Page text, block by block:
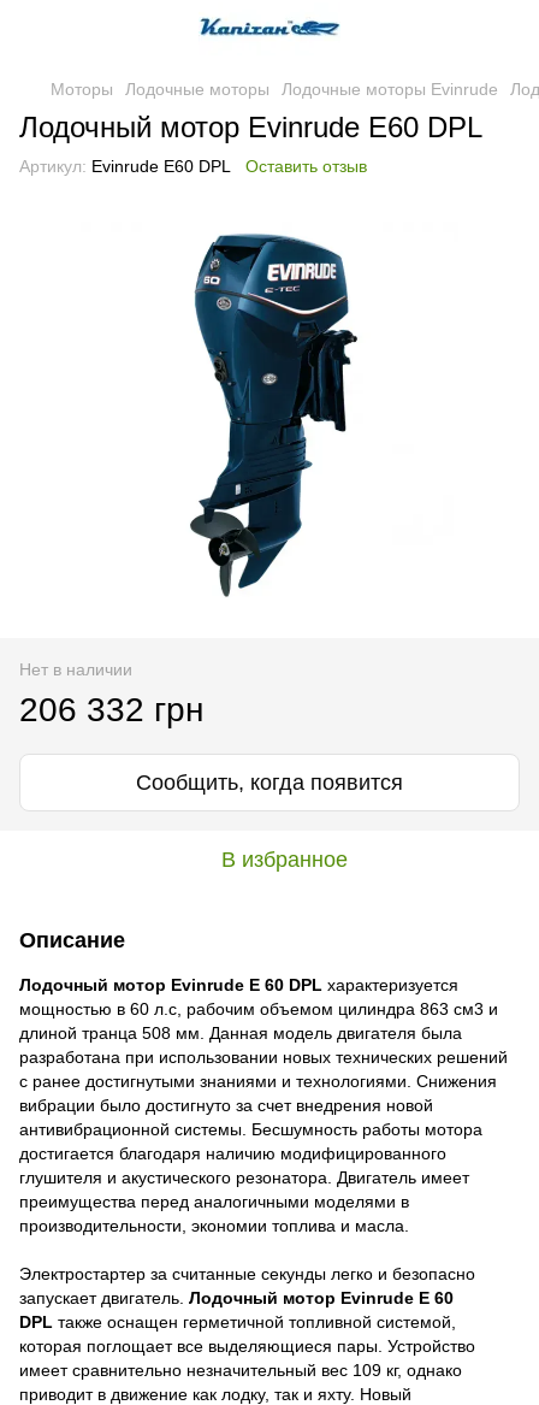
Моторы Лодочные моторы Лодочные моторы Evinrude
Лодочный мотор Evinrude E60 DPL
Артикул: Evinrude E60 DPL Оставить отзыв
Нет в наличии
206 332 грн
Сообщить, когда появится
В избранное
Описание
Лодочный мотор Evinrude E 60 DPL характеризуется
мощностью в 60 л.с, рабочим объемом цилиндра 863 см3 и
длиной транца 508 мм. Данная модель двигателя была
разработана при использовании новых технических решений
с ранее достигнутыми знаниями и технологиями. Снижения
вибрации было достигнуто за счет внедрения новой
антивибрационной системы. Бесшумность работы мотора
достигается благодаря наличию модифицированного
глушителя и акустического резонатора. Двигатель имеет
преимущества перед аналогичными моделями в
производительности, экономии топлива и масла.
Электростартер за считанные секунды легко и безопасно
запускает двигатель. Лодочный мотор Evinrude E 60
DPL также оснащен герметичной топливной системой,
которая поглощает все выделяющиеся пары. Устройство
имеет сравнительно незначительный вес 109 кг, однако
приводит в движение как лодку, так и яхту. Новый